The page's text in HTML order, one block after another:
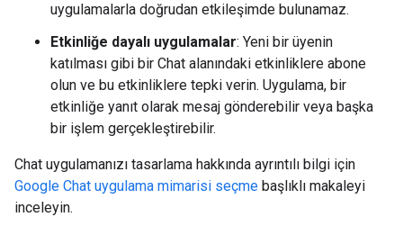
uygulamalarla doğrudan etkileşimde bulunamaz.
Etkinliğe dayalı uygulamalar: Yeni bir üyenin
katılması gibi bir Chat alanındaki etkinliklere abone
olun ve bu etkinliklere tepki verin. Uygulama, bir
etkinliğe yanıt olarak mesaj gönderebilir veya başka
bir işlem gerçekleştirebilir.
Chat uygulamanızı tasarlama hakkında ayrıntılı bilgi için
Google Chat uygulama mimarisi seçme başlıklı makaleyi
inceleyin.